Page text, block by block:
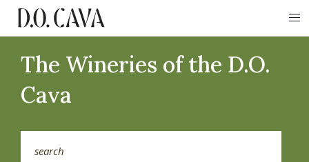
The Wineries of the D.O.
Cava